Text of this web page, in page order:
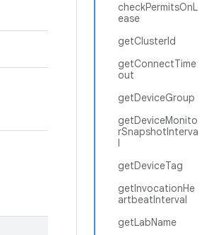
checkPermitsOnL
ease
getClusterId
getConnectTime
out
getDeviceGroup
getDeviceMonito
rSnapshotInterva
l
getDeviceTag
getInvocationHe
artbeatInterval
getLabName